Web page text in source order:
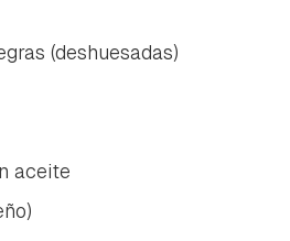
(deshuesadas)
aceite